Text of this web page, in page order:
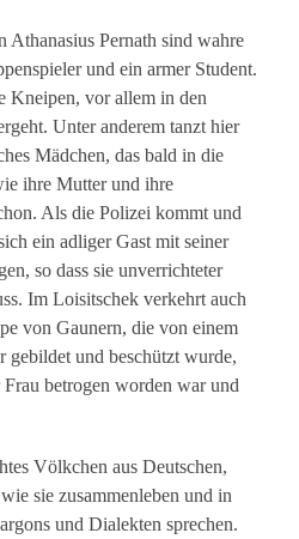
Athanasius Pernath sind wahre
und ein armer Student.
Kneipen, vor allem in den
Unter anderem tanzt hier
Mädchen, das bald in die
ihre Mutter und ihre
Als die Polizei kommt und
ein adliger Gast mit seiner
so dass sie unverrichteter
Im Loisitschek verkehrt auch
von Gaunern, die von einem
gebildet und beschützt wurde,
Frau betrogen worden war und
Völkchen aus Deutschen,
sie zusammenleben und in
und Dialekten sprechen.